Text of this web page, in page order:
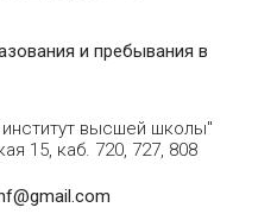
и пребывания в
высшей школы"
15, каб. 720, 727, 808